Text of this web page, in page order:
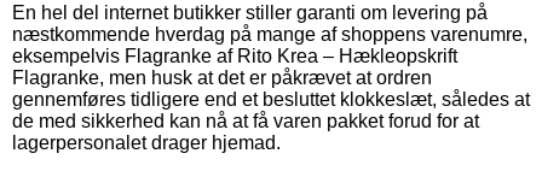
En hel del internet butikker stiller garanti om levering på
næstkommende hverdag på mange af shoppens varenumre,
eksempelvis Flagranke af Rito Krea – Hækleopskrift
Flagranke, men husk at det er påkrævet at ordren
gennemføres tidligere end et besluttet klokkeslæt, således at
de med sikkerhed kan nå at få varen pakket forud for at
lagerpersonalet drager hjemad.